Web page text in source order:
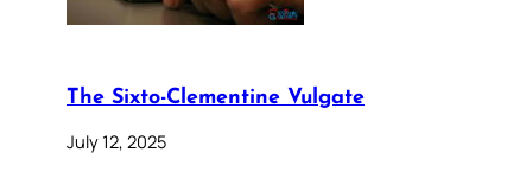
The Sixto-Clementine Vulgate
July 12, 2025